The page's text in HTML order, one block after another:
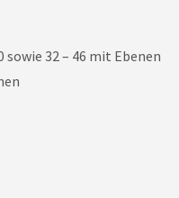
32 – 46 mit Ebenen